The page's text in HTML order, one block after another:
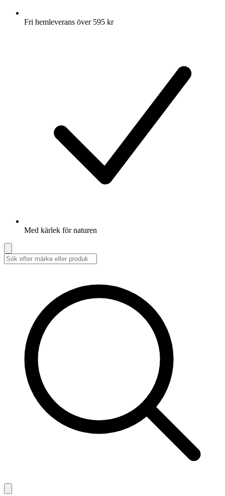
Fri hemleverans över 595 kr
Med kärlek för naturen